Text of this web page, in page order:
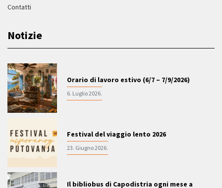
Contatti
Notizie
Orario di lavoro estivo (6/7 – 7/9/2026)
6. Luglio 2026.
Festival del viaggio lento 2026
23. Giugno 2026.
Il bibliobus di Capodistria ogni mese a